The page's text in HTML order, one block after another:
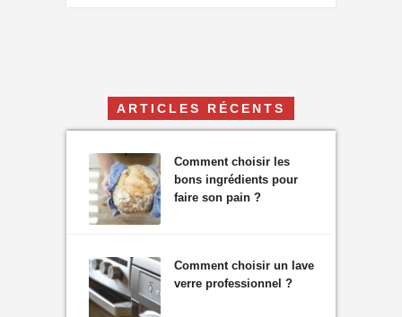
ARTICLES RÉCENTS
Comment choisir les
bons ingrédients pour
faire son pain ?
Comment choisir un lave
verre professionnel ?